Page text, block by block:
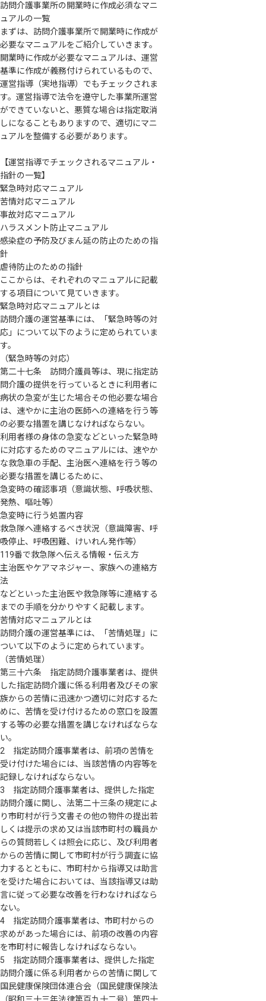
訪問介護事業所の開業時に作成必須なマニ
ュアルの一覧
まずは、訪問介護事業所で開業時に作成が
必要なマニュアルをご紹介していきます。
開業時に作成が必要なマニュアルは、運営
基準に作成が義務付けられているもので、
運営指導（実地指導）でもチェックされま
す。運営指導で法令を遵守した事業所運営
ができていないと、悪質な場合は指定取消
しになることもありますので、適切にマニ
ュアルを整備する必要があります。
【運営指導でチェックされるマニュアル・
指針の一覧】
緊急時対応マニュアル
苦情対応マニュアル
事故対応マニュアル
ハラスメント防止マニュアル
感染症の予防及びまん延の防止のための指
針
虐待防止のための指針
ここからは、それぞれのマニュアルに記載
する項目について見ていきます。
緊急時対応マニュアルとは
訪問介護の運営基準には、「緊急時等の対
応」について以下のように定められていま
す。
（緊急時等の対応）
第二十七条 訪問介護員等は、現に指定訪
問介護の提供を行っているときに利用者に
病状の急変が生じた場合その他必要な場合
は、速やかに主治の医師への連絡を行う等
の必要な措置を講じなければならない。
利用者様の身体の急変などといった緊急時
に対応するためのマニュアルには、速やか
な救急車の手配、主治医へ連絡を行う等の
必要な措置を講じるために、
急変時の確認事項（意識状態、呼吸状態、
発熱、嘔吐等）
急変時に行う処置内容
救急隊へ連絡するべき状況（意識障害、呼
吸停止、呼吸困難、けいれん発作等）
119番で救急隊へ伝える情報・伝え方
主治医やケアマネジャー、家族への連絡方
法
などといった主治医や救急隊等に連絡する
までの手順を分かりやすく記載します。
苦情対応マニュアルとは
訪問介護の運営基準には、「苦情処理」に
ついて以下のように定められています。
（苦情処理）
第三十六条 指定訪問介護事業者は、提供
した指定訪問介護に係る利用者及びその家
族からの苦情に迅速かつ適切に対応するた
めに、苦情を受け付けるための窓口を設置
する等の必要な措置を講じなければならな
い。
2 指定訪問介護事業者は、前項の苦情を
受け付けた場合には、当該苦情の内容等を
記録しなければならない。
3 指定訪問介護事業者は、提供した指定
訪問介護に関し、法第二十三条の規定によ
り市町村が行う文書その他の物件の提出若
しくは提示の求め又は当該市町村の職員か
らの質問若しくは照会に応じ、及び利用者
からの苦情に関して市町村が行う調査に協
力するとともに、市町村から指導又は助言
を受けた場合においては、当該指導又は助
言に従って必要な改善を行わなければなら
ない。
4 指定訪問介護事業者は、市町村からの
求めがあった場合には、前項の改善の内容
を市町村に報告しなければならない。
5 指定訪問介護事業者は、提供した指定
訪問介護に係る利用者からの苦情に関して
国民健康保険団体連合会（国民健康保険法